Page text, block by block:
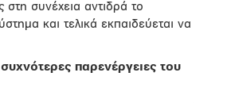
στη συνέχεια αντιδρά το
και τελικά εκπαιδεύεται να
συχνότερες παρενέργειες του